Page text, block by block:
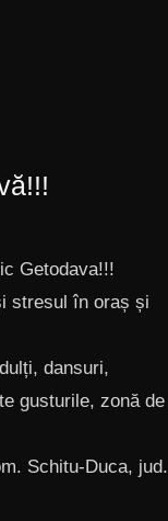
Getodava!!!
stresul în oraș și
dansuri,
gusturile, zonă de
Schitu-Duca, jud.